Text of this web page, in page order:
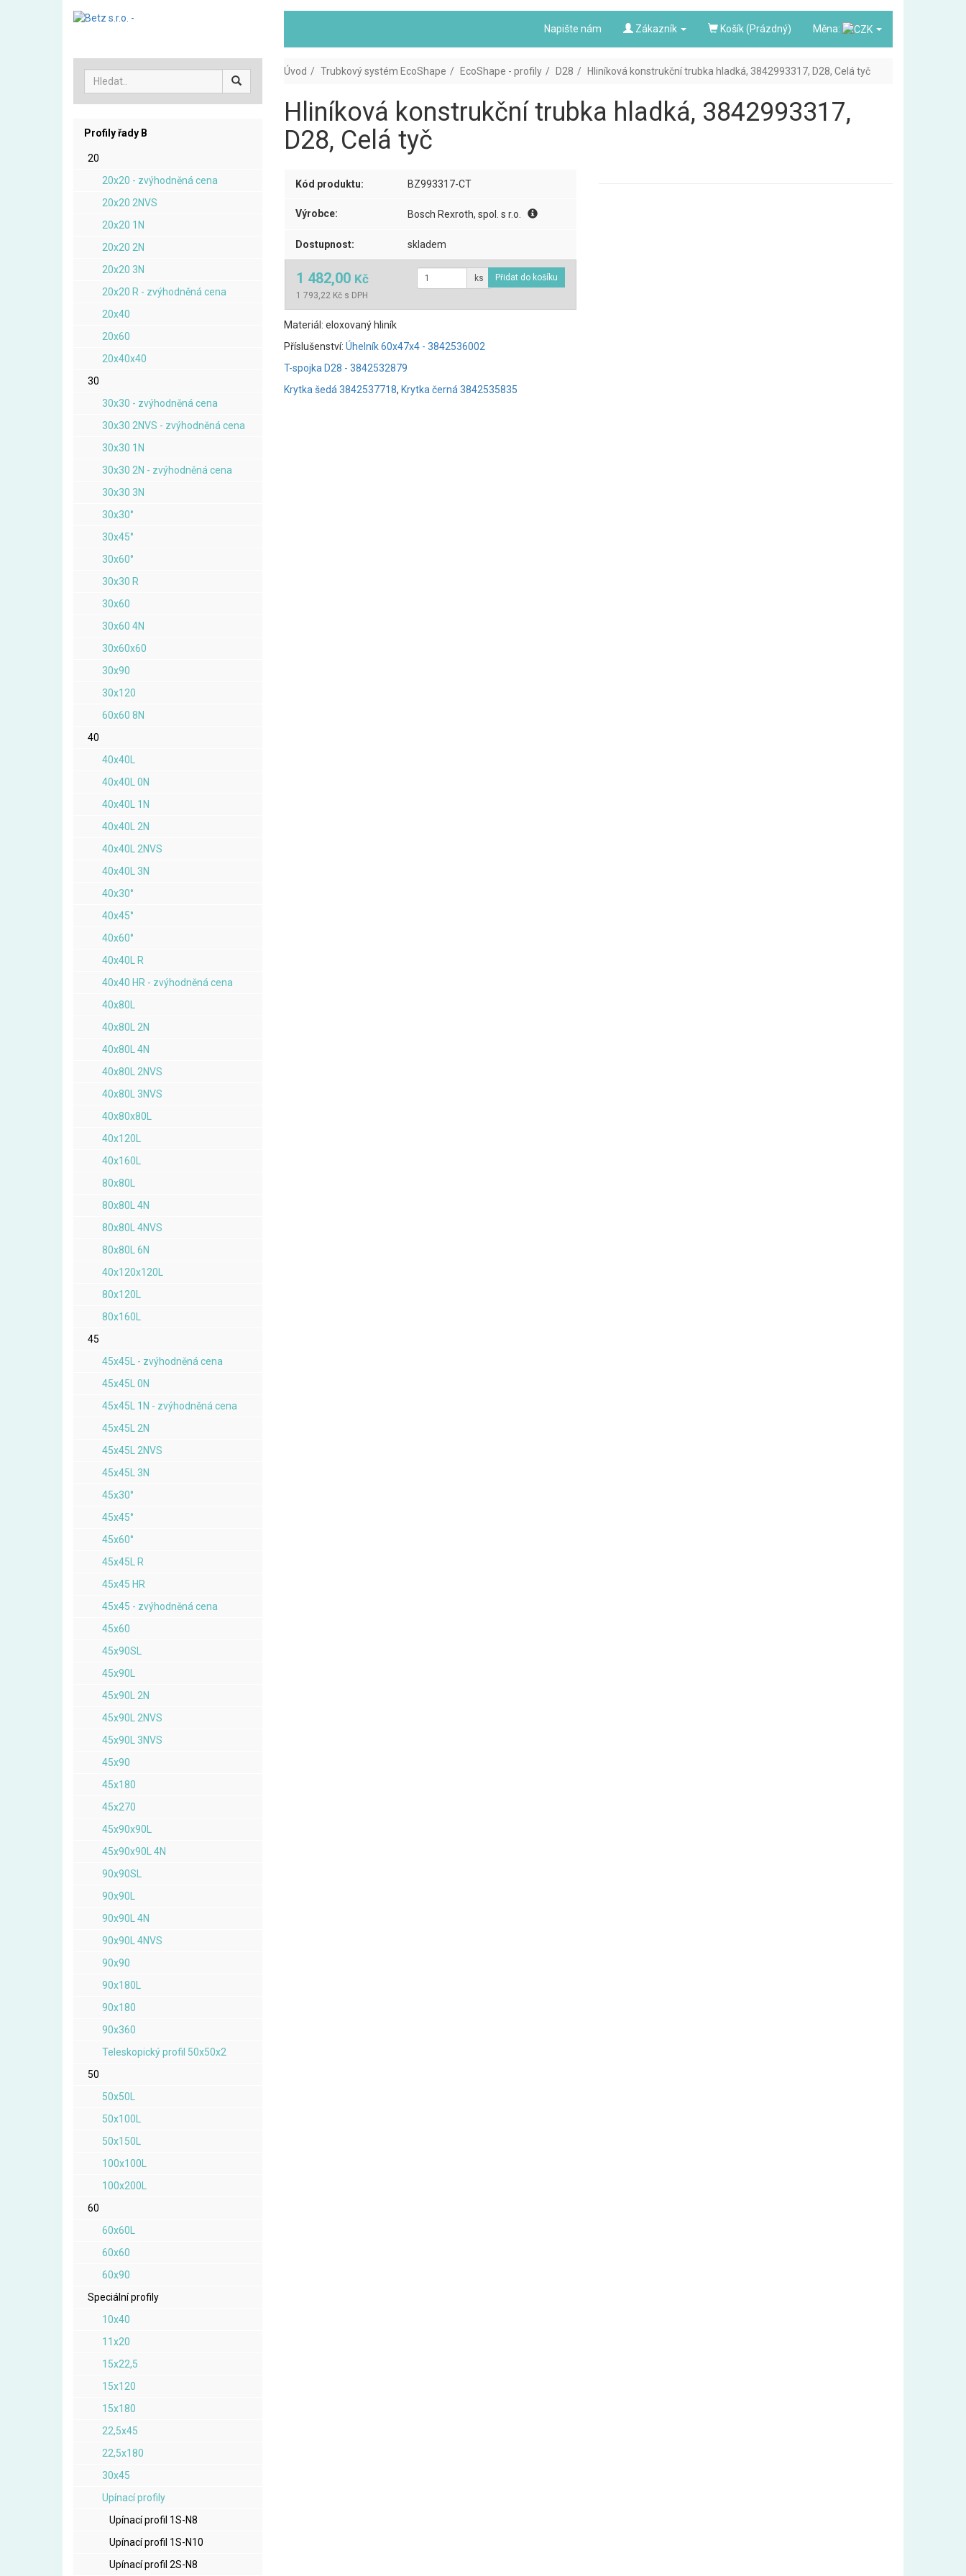
Napište nám Zákazník Košík (Prázdný) Měna:
Profily řady B
20
20x20 - zvýhodněná cena
20x20 2NVS
20x20 1N
20x20 2N
20x20 3N
20x20 R - zvýhodněná cena
20x40
20x60
20x40x40
30
30x30 - zvýhodněná cena
30x30 2NVS - zvýhodněná cena
30x30 1N
30x30 2N - zvýhodněná cena
30x30 3N
30x30°
30x45°
30x60°
30x30 R
30x60
30x60 4N
30x60x60
30x90
30x120
60x60 8N
40
40x40L
40x40L 0N
40x40L 1N
40x40L 2N
40x40L 2NVS
40x40L 3N
40x30°
40x45°
40x60°
40x40L R
40x40 HR - zvýhodněná cena
40x80L
40x80L 2N
40x80L 4N
40x80L 2NVS
40x80L 3NVS
40x80x80L
40x120L
40x160L
80x80L
80x80L 4N
80x80L 4NVS
80x80L 6N
40x120x120L
80x120L
80x160L
45
45x45L - zvýhodněná cena
45x45L 0N
45x45L 1N - zvýhodněná cena
45x45L 2N
45x45L 2NVS
45x45L 3N
45x30°
45x45°
45x60°
45x45L R
45x45 HR
45x45 - zvýhodněná cena
45x60
45x90SL
45x90L
45x90L 2N
45x90L 2NVS
45x90L 3NVS
45x90
45x180
45x270
45x90x90L
45x90x90L 4N
90x90SL
90x90L
90x90L 4N
90x90L 4NVS
90x90
90x180L
90x180
90x360
Teleskopický profil 50x50x2
50
50x50L
50x100L
50x150L
100x100L
100x200L
60
60x60L
60x60
60x90
Speciální profily
10x40
11x20
15x22,5
15x120
15x180
22,5x45
22,5x180
30x45
Upínací profily
Upínací profil 1S-N8
Upínací profil 1S-N10
Upínací profil 2S-N8
Úvod Trubkový systém EcoShape EcoShape - profily D28 Hliníková konstrukční trubka hladká, 3842993317, D28, Celá tyč
Hliníková konstrukční trubka hladká, 3842993317,
D28, Celá tyč
Kód produktu: BZ993317-CT
Výrobce: Bosch Rexroth, spol. s r.o.
Dostupnost: skladem
1 482,00 Kč
1 793,22 Kč s DPH
ks
Materiál: eloxovaný hliník
Příslušenství: Úhelník 60x47x4 - 3842536002
T-spojka D28 - 3842532879
Krytka šedá 3842537718, Krytka černá 3842535835